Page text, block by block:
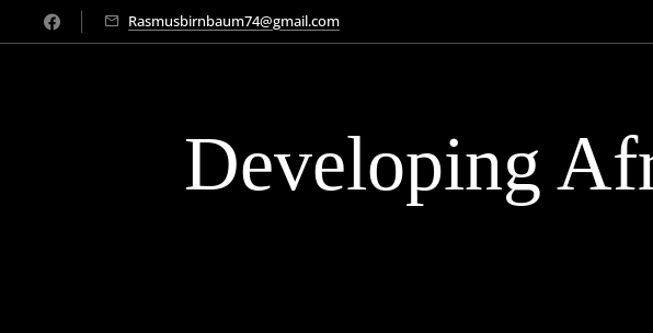
Rasmusbirnbaum74@gmail.com
Developing